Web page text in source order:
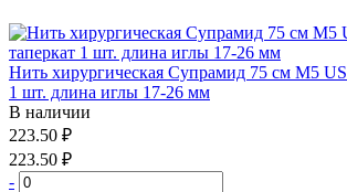
Нить хирургическая Супрамид 75 см М5
1 шт. длина иглы 17-26 мм
В наличии
223.50 ₽
223.50 ₽
-